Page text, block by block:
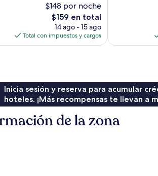
$148 por noche
El
precio
actual
es
$159 en total
14 ago - 15 ago
Total con impuestos y cargos
Inicia sesión y reserva para acumular
hoteles. ¡Más recompensas te llevan a
de la zona